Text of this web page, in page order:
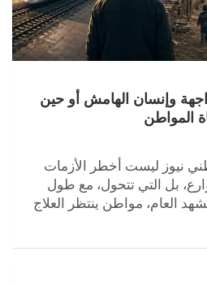
وإنسان الهامش أو حين
المواطن
نيوز ليست أخطر الأزمات
بل التي تتحول، مع طول
العام، مواطن ينتظر العلاج